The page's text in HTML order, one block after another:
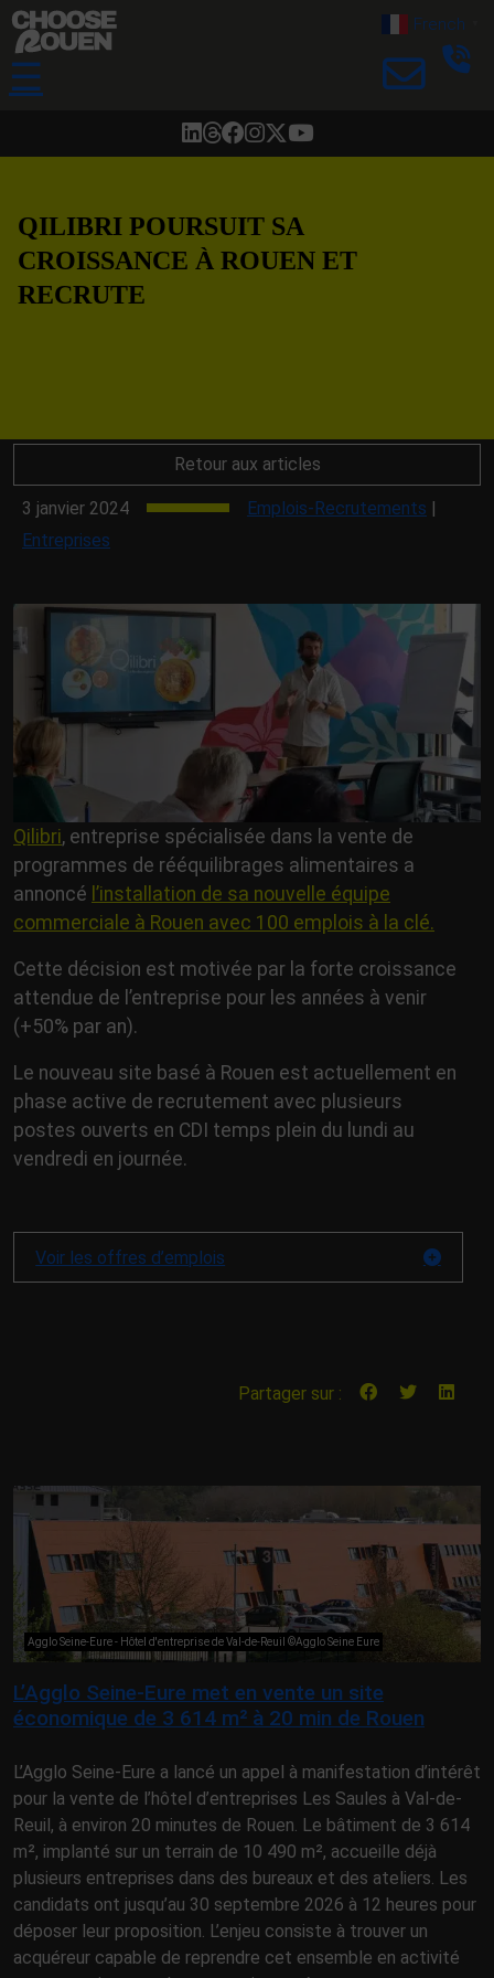
☰
French
QILIBRI POURSUIT SA
CROISSANCE À ROUEN ET
RECRUTE
Retour aux articles
3 janvier 2024 Emplois-Recrutements |
Entreprises
Qilibri, entreprise spécialisée dans la vente de
programmes de rééquilibrages alimentaires a
annoncé l’installation de sa nouvelle équipe
commerciale à Rouen avec 100 emplois à la clé.
Cette décision est motivée par la forte croissance
attendue de l’entreprise pour les années à venir
(+50% par an).
Le nouveau site basé à Rouen est actuellement en
phase active de recrutement avec plusieurs
postes ouverts en CDI temps plein du lundi au
vendredi en journée.
Voir les offres d’emplois
Partager sur :
Agglo Seine-Eure - Hôtel d'entreprise de Val-de-Reuil ©Agglo Seine Eure
L’Agglo Seine-Eure met en vente un site
économique de 3 614 m² à 20 min de Rouen
L’Agglo Seine-Eure a lancé un appel à manifestation d’intérêt
pour la vente de l’hôtel d’entreprises Les Saules à Val-de-
Reuil, à environ 20 minutes de Rouen. Le bâtiment de 3 614
m², implanté sur un terrain de 10 490 m², accueille déjà
plusieurs entreprises dans des bureaux et des ateliers. Les
candidats ont jusqu’au 30 septembre 2026 à 12 heures pour
déposer leur proposition. L’enjeu consiste à trouver un
acquéreur capable de reprendre cet ensemble en activité